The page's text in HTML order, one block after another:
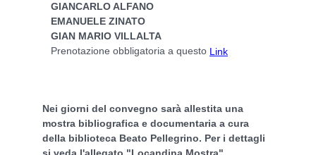
GIANCARLO ALFANO
EMANUELE ZINATO
GIAN MARIO VILLALTA
Prenotazione obbligatoria a questo Link
Nei giorni del convegno sarà allestita una
mostra bibliografica e documentaria a cura
della biblioteca Beato Pellegrino. Per i dettagli